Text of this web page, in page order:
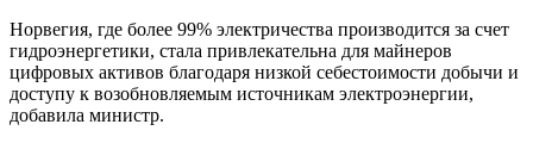
Норвегия, где более 99% электричества производится за счет
гидроэнергетики, стала привлекательна для майнеров
цифровых активов благодаря низкой себестоимости добычи и
доступу к возобновляемым источникам электроэнергии,
добавила министр.